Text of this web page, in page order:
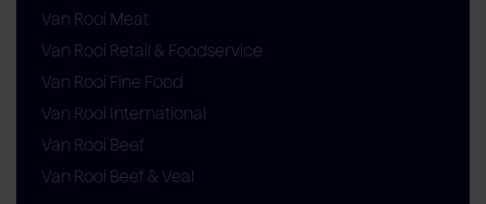
Van Rooi Meat
Van Rooi Retail & Foodservice
Van Rooi Fine Food
Van Rooi International
Van Rooi Beef
Van Rooi Beef & Veal